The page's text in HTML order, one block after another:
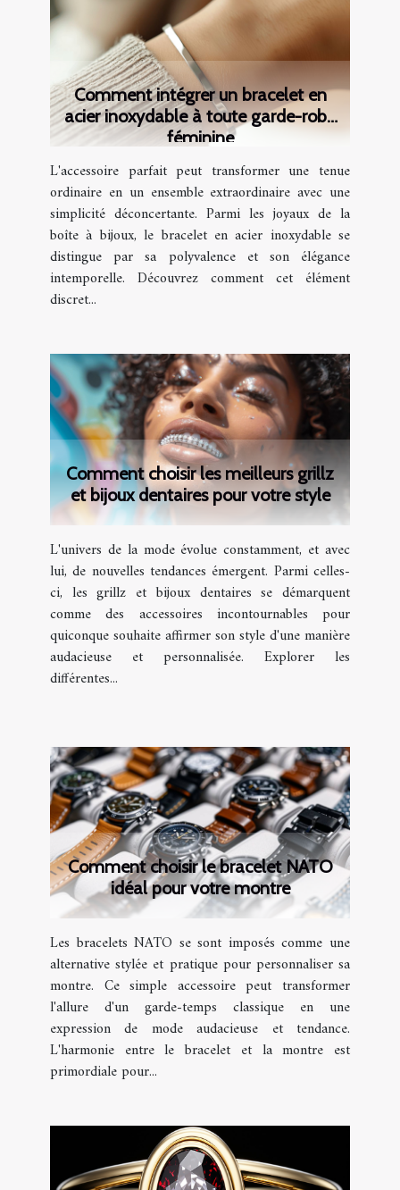
Comment intégrer un bracelet en
acier inoxydable à toute garde-robe
féminine
L'accessoire parfait peut transformer une tenue
ordinaire en un ensemble extraordinaire avec une
simplicité déconcertante. Parmi les joyaux de la
boîte à bijoux, le bracelet en acier inoxydable se
distingue par sa polyvalence et son élégance
intemporelle. Découvrez comment cet élément
discret...
Comment choisir les meilleurs grillz
et bijoux dentaires pour votre style
L'univers de la mode évolue constamment, et avec
lui, de nouvelles tendances émergent. Parmi celles-
ci, les grillz et bijoux dentaires se démarquent
comme des accessoires incontournables pour
quiconque souhaite affirmer son style d'une manière
audacieuse et personnalisée. Explorer les
différentes...
Comment choisir le bracelet NATO
idéal pour votre montre
Les bracelets NATO se sont imposés comme une
alternative stylée et pratique pour personnaliser sa
montre. Ce simple accessoire peut transformer
l'allure d'un garde-temps classique en une
expression de mode audacieuse et tendance.
L'harmonie entre le bracelet et la montre est
primordiale pour...